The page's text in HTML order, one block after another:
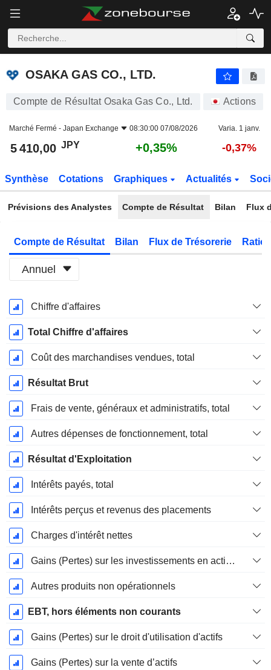
OSAKA GAS CO., LTD.
OSAKA GAS CO., LTD.
Compte de Résultat Osaka Gas Co., Ltd. Actions
Marché Fermé - Japan Exchange 08:30:00 07/08/2026 Varia. 1 janv.
5 410,00 JPY +0,35% -0,37%
Synthèse Cotations Graphiques Actualités
Prévisions des Analystes Compte de Résultat Bilan Flux
Compte de Résultat Bilan Flux de Trésorerie
Annuel
Période
Fiscale:
Mars
Chiffre d'affaires
Total Chiffre d'affaires
Coût des marchandises vendues, total
Résultat Brut
Frais de vente, généraux et administratifs, total
Autres dépenses de fonctionnement, total
Résultat d'Exploitation
Intérêts payés, total
Intérêts perçus et revenus des placements
Charges d'intérêt nettes
Gains (Pertes) sur les investissements en actions
Autres produits non opérationnels
EBT, hors éléments non courants
Gains (Pertes) sur le droit d'utilisation d'actifs
Gains (Pertes) sur la vente d’actifs